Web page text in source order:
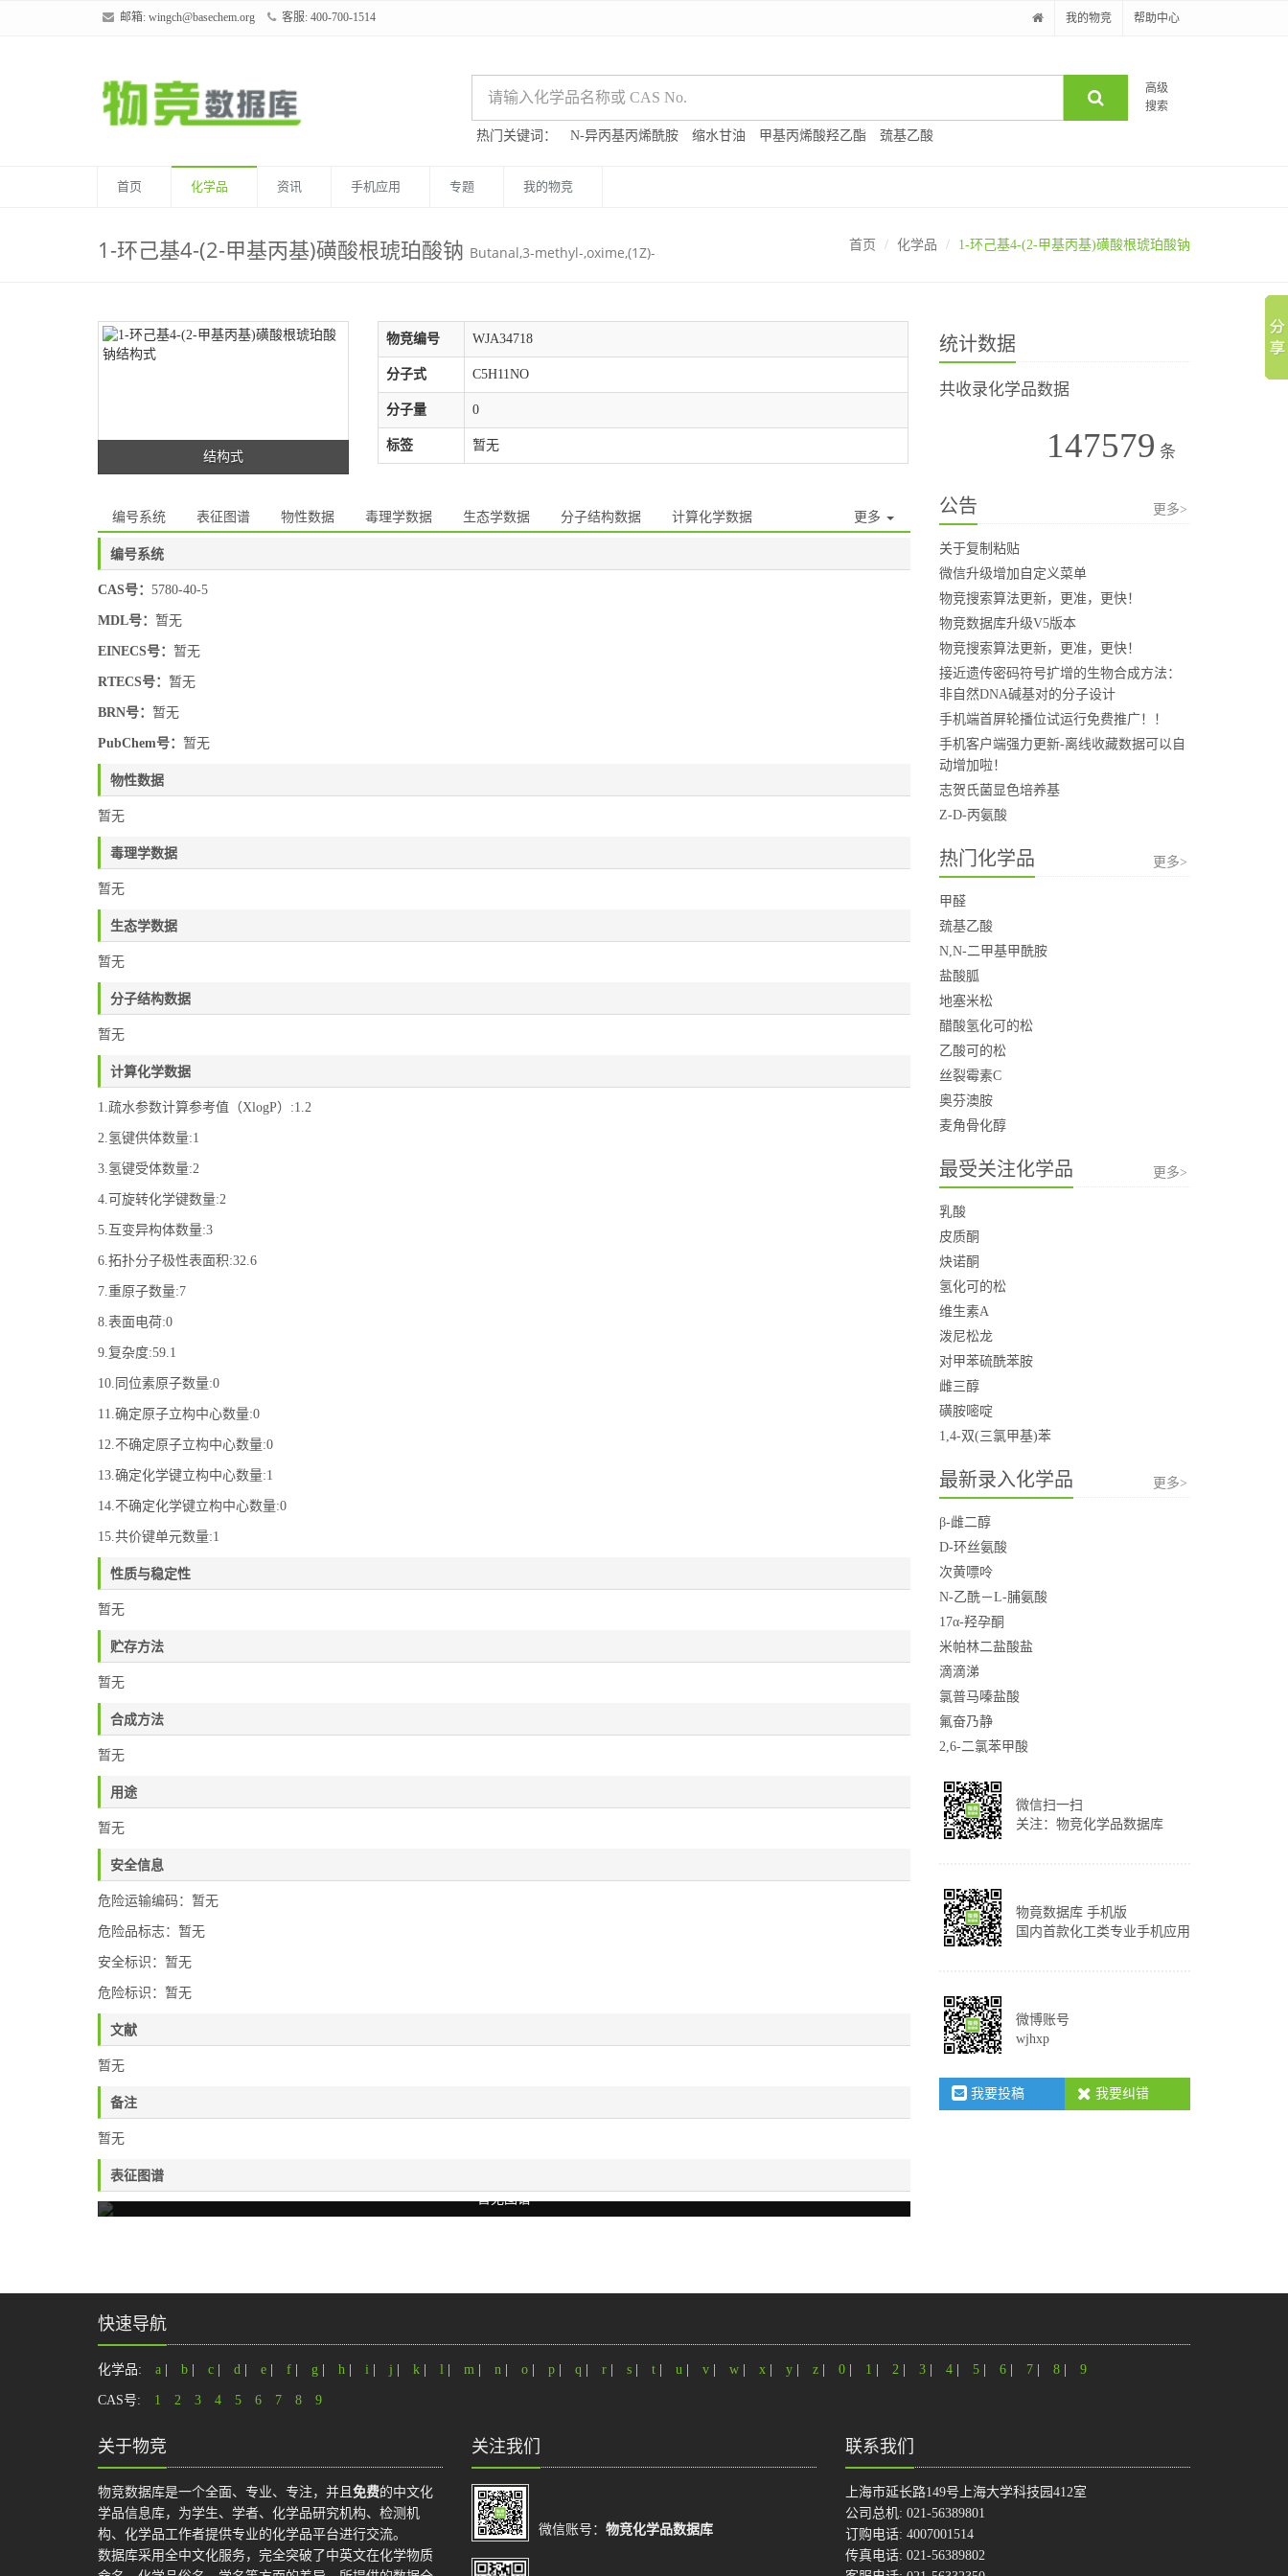
邮箱: wingch@basechem.org 客服: 400-700-1514 我的物竞 帮助中心
高级
搜索
热门关键词： N-异丙基丙烯酰胺 缩水甘油 甲基丙烯酸羟乙酯 巯基乙酸
首页 化学品 资讯 手机应用 专题 我的物竞
1-环己基4-(2-甲基丙基)磺酸根琥珀酸钠 Butanal,3-methyl-,oxime,(1Z)- 首页 化学品 1-环己基4-(2-甲基丙基)磺酸根琥珀酸钠
结构式
物竞编号 WJA34718
分子式 C5H11NO
分子量 0
标签 暂无
编号系统 表征图谱 物性数据 毒理学数据 生态学数据 分子结构数据 计算化学数据 更多
编号系统
CAS号： 5780-40-5
MDL号： 暂无
EINECS号： 暂无
RTECS号： 暂无
BRN号： 暂无
PubChem号： 暂无
物性数据
暂无
毒理学数据
暂无
生态学数据
暂无
分子结构数据
暂无
计算化学数据
1.疏水参数计算参考值（XlogP）:1.2
2.氢键供体数量:1
3.氢键受体数量:2
4.可旋转化学键数量:2
5.互变异构体数量:3
6.拓扑分子极性表面积:32.6
7.重原子数量:7
8.表面电荷:0
9.复杂度:59.1
10.同位素原子数量:0
11.确定原子立构中心数量:0
12.不确定原子立构中心数量:0
13.确定化学键立构中心数量:1
14.不确定化学键立构中心数量:0
15.共价键单元数量:1
性质与稳定性
暂无
贮存方法
暂无
合成方法
暂无
用途
暂无
安全信息
危险运输编码：暂无
危险品标志：暂无
安全标识：暂无
危险标识：暂无
文献
暂无
备注
暂无
表征图谱
暂无图谱
统计数据
共收录化学品数据
147579 条
公告 更多>
关于复制粘贴
微信升级增加自定义菜单
物竞搜索算法更新，更准，更快！
物竞数据库升级V5版本
物竞搜索算法更新，更准，更快！
接近遗传密码符号扩增的生物合成方法：
非自然DNA碱基对的分子设计
手机端首屏轮播位试运行免费推广！！
手机客户端强力更新-离线收藏数据可以自
动增加啦！
志贺氏菌显色培养基
Z-D-丙氨酸
热门化学品 更多>
甲醛
巯基乙酸
N,N-二甲基甲酰胺
盐酸胍
地塞米松
醋酸氢化可的松
乙酸可的松
丝裂霉素C
奥芬澳胺
麦角骨化醇
最受关注化学品 更多>
乳酸
皮质酮
炔诺酮
氢化可的松
维生素A
泼尼松龙
对甲苯硫酰苯胺
雌三醇
磺胺嘧啶
1,4-双(三氯甲基)苯
最新录入化学品 更多>
β-雌二醇
D-环丝氨酸
次黄嘌呤
N-乙酰－L-脯氨酸
17α-羟孕酮
米帕林二盐酸盐
滴滴涕
氯普马嗪盐酸
氟奋乃静
2,6-二氯苯甲酸
微信扫一扫
关注：物竞化学品数据库
物竟数据库 手机版
国内首款化工类专业手机应用
微博账号
wjhxp
我要投稿 我要纠错
快速导航
化学品: a b c d e f g h i j k l m n o p q r s t u v w x y z 0 1 2 3 4 5 6 7 8 9
CAS号: 1 2 3 4 5 6 7 8 9
关于物竞
物竞数据库是一个全面、专业、专注，并且 免费的中文化
学品信息库，为学生、学者、化学品研究机构、检测机
构、化学品工作者提供专业的化学品平台进行交流。
数据库采用全中文化服务，完全突破了中英文在化学物质
关注我们
微信账号： 物竞化学品数据库
联系我们
上海市延长路149号上海大学科技园412室
公司总机: 021-56389801
订购电话: 4007001514
传真电话: 021-56389802